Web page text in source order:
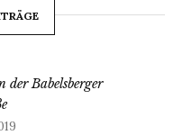
Babelsberger